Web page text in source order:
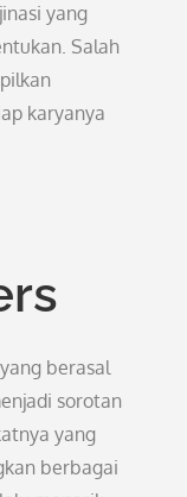
yang
Salah
karyanya
berasal
sorotan
yang
berbagai